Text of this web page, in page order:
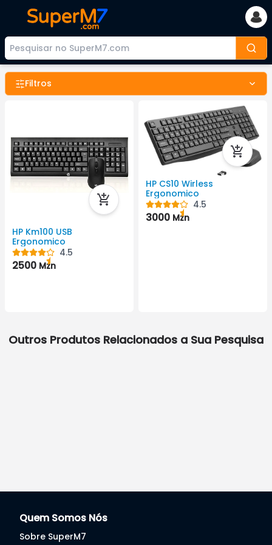
Filtros
HP Km100 USB
Ergonomico
4.5
2500 Mzn
HP CS10 Wirless
Ergonomico
4.5
3000 Mzn
Outros Produtos Relacionados a Sua Pesquisa
Quem Somos Nós
Sobre SuperM7